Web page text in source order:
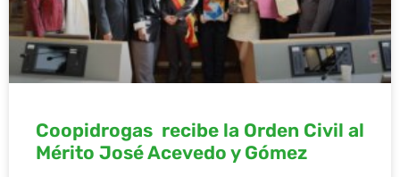
Coopidrogas recibe la Orden Civil al
Mérito José Acevedo y Gómez